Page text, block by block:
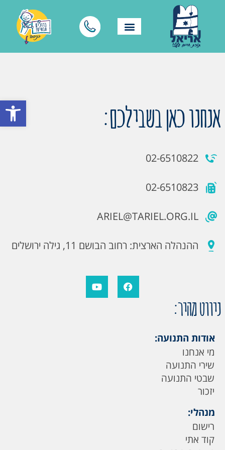
פתח אנחנו כאן בשבילכם:
02-6510822
02-6510823
ARIEL@TARIEL.ORG.IL
ההנהלה הארצית: רחוב הבושם 11, גילה ירושלים
ניווט מהיר:
אודות התנועה:
מי אנחנו
שירי התנועה
שבטי התנועה
יזכור
מנהלי:
רישום
קוד אתי